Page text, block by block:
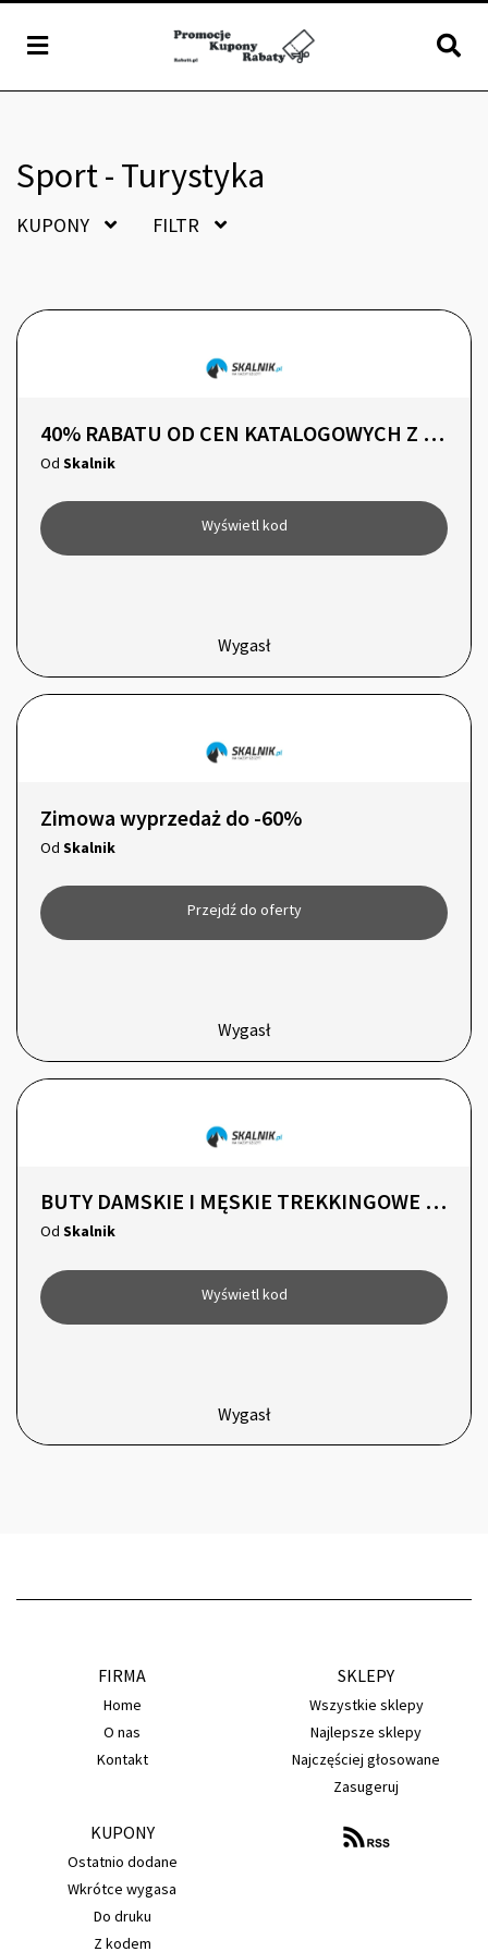
Sport - Turystyka
KUPONY FILTR
40% RABATU OD CEN KATALOGOWYCH Z KODEM
Od Skalnik
Wyświetl kod
Wygasł
Zimowa wyprzedaż do -60%
Od Skalnik
Przejdź do oferty
Wygasł
BUTY DAMSKIE I MĘSKIE TREKKINGOWE - 10% z kodem!
Od Skalnik
Wyświetl kod
Wygasł
FIRMA
Home
O nas
Kontakt
SKLEPY
Wszystkie sklepy
Najlepsze sklepy
Najczęściej głosowane
Zasugeruj
KUPONY
Ostatnio dodane
Wkrótce wygasa
Do druku
Z kodem